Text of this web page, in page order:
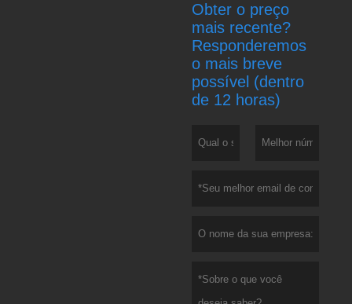
Obter o preço
mais recente?
Responderemos
o mais breve
possível (dentro
de 12 horas)